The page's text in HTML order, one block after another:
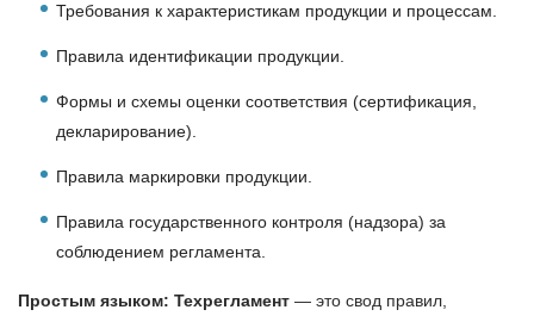
Требования к характеристикам продукции и процессам.
Правила идентификации продукции.
Формы и схемы оценки соответствия (сертификация,
декларирование).
Правила маркировки продукции.
Правила государственного контроля (надзора) за
соблюдением регламента.
Простым языком: Техрегламент — это свод правил,